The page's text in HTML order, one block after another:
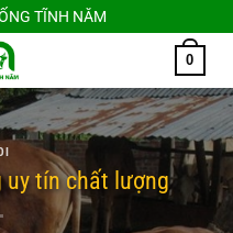
TĨNH NĂM
0
tín chất lượng